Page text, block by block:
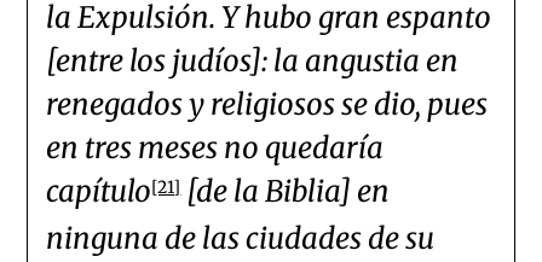
la Expulsión. Y hubo gran espanto
[entre los judíos]: la angustia en
renegados y religiosos se dio, pues
en tres meses no quedaría
capítulo[21][de la Biblia] en
ninguna de las ciudades de su